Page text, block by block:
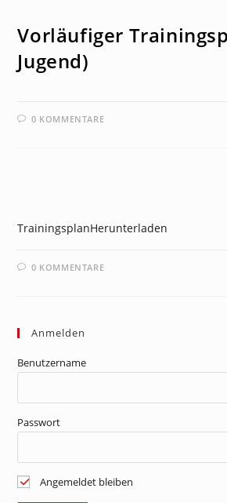
Vorläufiger
Jugend)
0 KOMMENTARE
TrainingsplanHerunterladen
0 KOMMENTARE
Anmelden
Benutzername
Passwort
Angemeldet bleiben